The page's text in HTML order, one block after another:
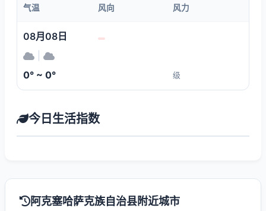
气温
风向 风力
08月08日
0° ~ 0° 级
今日生活指数
阿克塞哈萨克族自治县附近城市